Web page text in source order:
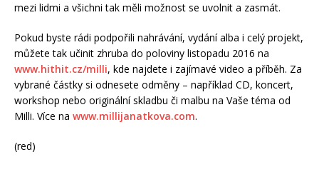
mezi lidmi a všichni tak měli možnost se uvolnit a zasmát.
Pokud byste rádi podpořili nahrávání, vydání alba i celý projekt,
můžete tak učinit zhruba do poloviny listopadu 2016 na
www.hithit.cz/milli, kde najdete i zajímavé video a příběh. Za
vybrané částky si odnesete odměny – například CD, koncert,
workshop nebo originální skladbu či malbu na Vaše téma od
Milli. Více na www.millijanatkova.com.
(red)